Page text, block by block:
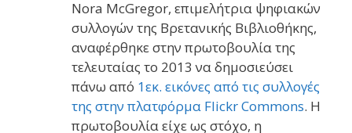
Nora McGregor, επιμελήτρια ψηφιακών
συλλογών της Βρετανικής Βιβλιοθήκης,
αναφέρθηκε στην πρωτοβουλία της
τελευταίας το 2013 να δημοσιεύσει
πάνω από 1εκ. εικόνες από τις συλλογές
της στην πλατφόρμα Flickr Commons. Η
πρωτοβουλία είχε ως στόχο, η